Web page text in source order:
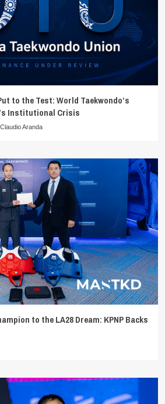
to the Test: World Taekwondo’s
Institutional Crisis
Claudio Aranda
to the LA28 Dream: KPNP Backs